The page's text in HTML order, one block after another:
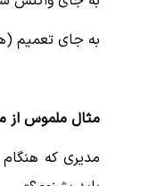
به جای تعمیم
مثال ملموس از
مدیری که